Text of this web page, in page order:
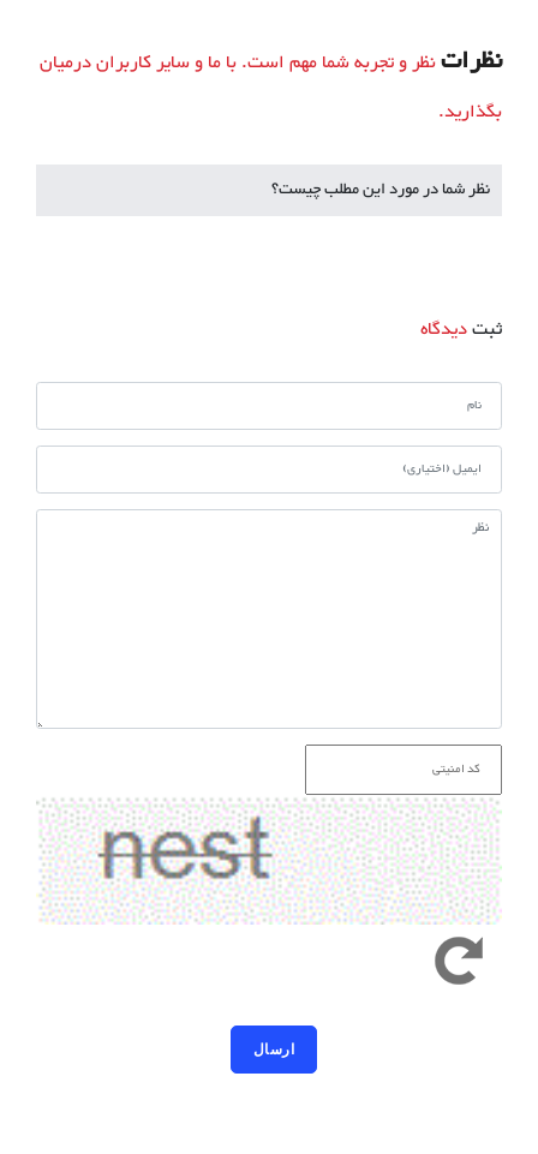
نظراتنظر و تجربه شما مهم است. با ما و سایر کاربران درمیان
بگذارید.
نظر شما در مورد این مطلب چیست؟
ثبتدیدگاه